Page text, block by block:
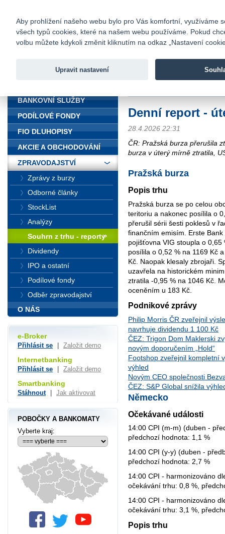
Fio banka
Fio banka
Denní report -
28.4.2026 22:31
ČR: Pražská burza přerušila
burza v úterý mírně ztratila,
Pražská burza
Popis trhu
Pražská burza se po celou
teritoriu a nakonec posílila o
přerušil sérii šesti poklesů v
finančním emisím. Erste
pojišťovna VIG stoupla o
posílila o 0,52 % na 1169 Kč
Kč. Naopak klesaly zbrojaři.
uzavřela na historickém
ztratila -0,95 % na 1046 Kč.
oceněním u 183 Kč.
Podnikové zprávy
Philip Morris ČR zveřejnil
navrhuje dividendu 1 100 Kč
ČEZ: Trigon Dom Maklerski
novým doporučením „Hold“
Footshop zveřejnil kompletní
výhled
Novým CEO společnosti
ČEZ: S&P Global snížila
Německo
Očekávané události
14:00 CPI (m-m) (duben -
předchozí hodnota: 1,1 %
14:00 CPI (y-y) (duben -
předchozí hodnota: 2,7 %
14:00 CPI - harmonizováno
očekávání trhu: 0,8 %,
14:00 CPI - harmonizováno
očekávání trhu: 3,1 %,
Popis trhu
BANKOVNÍ SLUŽBY
PODÍLOVÉ FONDY
FIO DLUHOPISY
AKCIE A OBCHODOVÁNÍ
ZPRAVODAJSTVÍ
Zprávy z burzy
Odborné články
StockList
Analýzy
Souhrn z trhu - reporty
Dividendy
IPO a ostatní
Podílové fondy
Odběr zpravodajství
O NÁS
e-Broker
Přihlásit se Založit demo
Internetbanking
Přihlásit se Založit demo
Smartbanking
Stáhnout Jak aktivovat
POBOČKY A BANKOMATY
Vyberte kraj:
Aby prohlížení našeho webu bylo pro Vás komfortní, využíváme
všech typů cookies, které na našem webu používáme. Pokud
volbu můžete kdykoli změnit kliknutím na odkaz „Nastavení
Upravit nastavení